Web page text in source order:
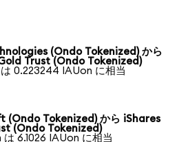
(Ondo Tokenized) から
Trust (Ondo Tokenized)
は 0.223244 IAUon に相当
(Ondo Tokenized) から iShares
(Ondo Tokenized)
は 6.1026 IAUon に相当